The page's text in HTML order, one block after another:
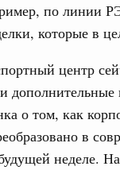
по линии
которые в
центр
дополнительные
о том, как
в
неделе.
Кравцов и
открытий»
еще